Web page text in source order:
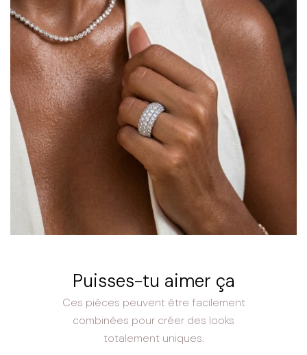
Puisses-tu aimer ça
Ces pièces peuvent être facilement
combinées pour créer des looks
totalement uniques.